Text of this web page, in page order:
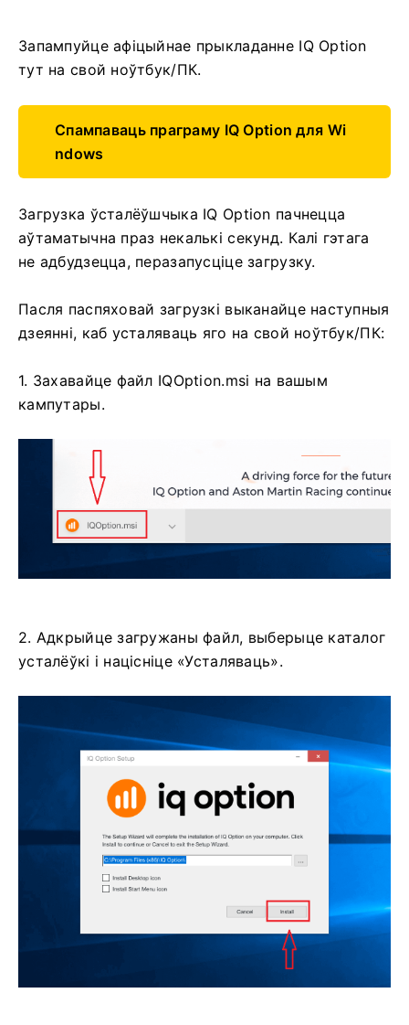
Запампуйце афіцыйнае прыкладанне IQ Option
тут на свой ноўтбук/ПК.
Спампаваць праграму IQ Option для Wi
ndows
Загрузка ўсталёўшчыка IQ Option пачнецца
аўтаматычна праз некалькі секунд. Калі гэтага
не адбудзецца, перазапусціце загрузку.
Пасля паспяховай загрузкі выканайце наступныя
дзеянні, каб усталяваць яго на свой ноўтбук/ПК:
1. Захавайце файл IQOption.msi на вашым
кампутары.
2. Адкрыйце загружаны файл, выберыце каталог
усталёўкі і націсніце «Усталяваць».